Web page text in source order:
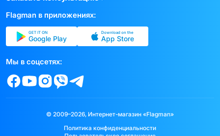
Flagman в приложениях:
GET IT ON
Google Play
Download on the
App Store
Мы в соцсетях:
© 2009–2026, Интернет-магазин «Flagman»
Политика конфиденциальности